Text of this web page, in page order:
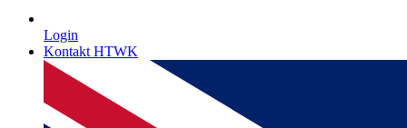
Login
Kontakt HTWK